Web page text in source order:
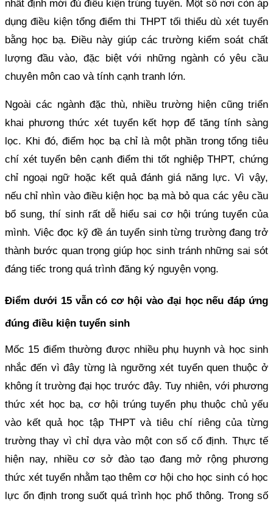
nhất định mới đủ điều kiện trúng tuyển. Một số nơi còn áp
dụng điều kiện tổng điểm thi THPT tối thiểu dù xét tuyển
bằng học bạ. Điều này giúp các trường kiểm soát chất
lượng đầu vào, đặc biệt với những ngành có yêu cầu
chuyên môn cao và tính cạnh tranh lớn.
Ngoài các ngành đặc thù, nhiều trường hiện cũng triển
khai phương thức xét tuyển kết hợp để tăng tính sàng
lọc. Khi đó, điểm học bạ chỉ là một phần trong tổng tiêu
chí xét tuyển bên cạnh điểm thi tốt nghiệp THPT, chứng
chỉ ngoại ngữ hoặc kết quả đánh giá năng lực. Vì vậy,
nếu chỉ nhìn vào điều kiện học bạ mà bỏ qua các yêu cầu
bổ sung, thí sinh rất dễ hiểu sai cơ hội trúng tuyển của
mình. Việc đọc kỹ đề án tuyển sinh từng trường đang trở
thành bước quan trọng giúp học sinh tránh những sai sót
đáng tiếc trong quá trình đăng ký nguyện vọng.
Điểm dưới 15 vẫn có cơ hội vào đại học nếu đáp ứng
đúng điều kiện tuyển sinh
Mốc 15 điểm thường được nhiều phụ huynh và học sinh
nhắc đến vì đây từng là ngưỡng xét tuyển quen thuộc ở
không ít trường đại học trước đây. Tuy nhiên, với phương
thức xét học bạ, cơ hội trúng tuyển phụ thuộc chủ yếu
vào kết quả học tập THPT và tiêu chí riêng của từng
trường thay vì chỉ dựa vào một con số cố định. Thực tế
hiện nay, nhiều cơ sở đào tạo đang mở rộng phương
thức xét tuyển nhằm tạo thêm cơ hội cho học sinh có học
lực ổn định trong suốt quá trình học phổ thông. Trong số